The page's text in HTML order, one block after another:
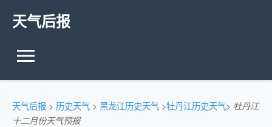
天气后报
天气后报 > 历史天气 > 黑龙江历史天气 >牡丹江历史天气> 牡丹江
十二月份天气预报